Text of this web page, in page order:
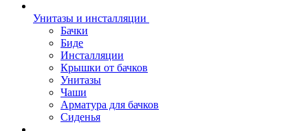
Унитазы и инсталляции
Бачки
Биде
Инсталляции
Крышки от бачков
Унитазы
Чаши
Арматура для бачков
Сиденья